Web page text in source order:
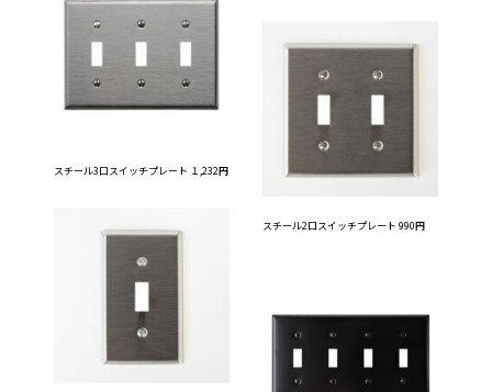
スチール3口スイッチプレート １,232円
スチール2口スイッチプレート 990円